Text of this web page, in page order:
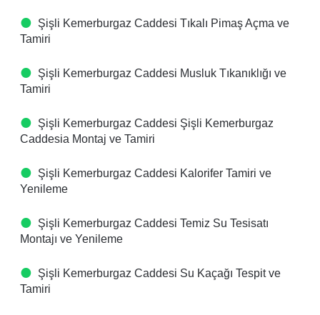
Şişli Kemerburgaz Caddesi Tıkalı Pimaş Açma ve
Tamiri
Şişli Kemerburgaz Caddesi Musluk Tıkanıklığı ve
Tamiri
Şişli Kemerburgaz Caddesi Şişli Kemerburgaz
Caddesia Montaj ve Tamiri
Şişli Kemerburgaz Caddesi Kalorifer Tamiri ve
Yenileme
Şişli Kemerburgaz Caddesi Temiz Su Tesisatı
Montajı ve Yenileme
Şişli Kemerburgaz Caddesi Su Kaçağı Tespit ve
Tamiri